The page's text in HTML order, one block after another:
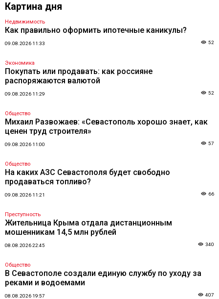
Картина дня
Недвижимость
Как правильно оформить ипотечные каникулы?
09.08.2026 11:33 52
Экономика
Покупать или продавать: как россияне
распоряжаются валютой
09.08.2026 11:29 52
Общество
Михаил Развожаев: «Севастополь хорошо знает, как
ценен труд строителя»
09.08.2026 11:00 57
Общество
На каких АЗС Севастополя будет свободно
продаваться топливо?
09.08.2026 11:21 66
Преступность
Жительница Крыма отдала дистанционным
мошенникам 14,5 млн рублей
08.08.2026 22:45 340
Общество
В Севастополе создали единую службу по уходу за
реками и водоемами
08.08.2026 19:57 407